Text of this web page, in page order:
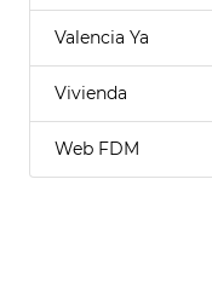
Valencia Ya
Vivienda
Web FDM